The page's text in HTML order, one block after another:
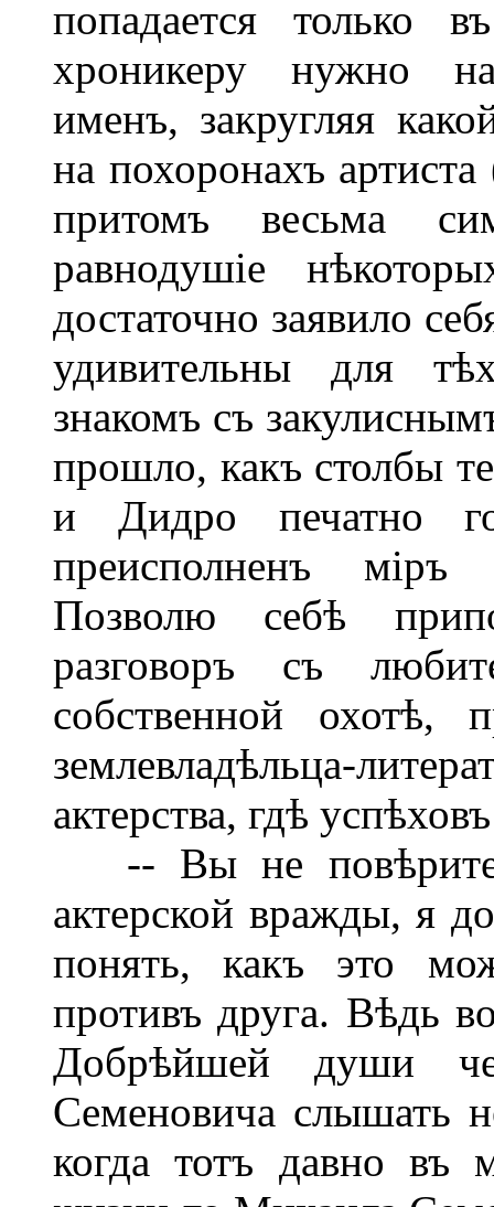
попадается только
хроникеру нужно
именъ, закругляя
на похоронахъ
притомъ весьма
равнодушіе
достаточно заявило
удивительны для
знакомъ съ
прошло, какъ столбы
и Дидро печатно
преисполненъ міръ
Позволю себѣ
разговоръ съ
собственной охотѣ,
землевладѣльца-
актерства, гдѣ
-- Вы не
актерской вражды, я
понять, какъ это
противъ друга. Вѣдь
Добрѣйшей души
Семеновича слышать
когда тотъ давно